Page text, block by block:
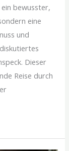
bewusster,
eine
und
Dieser
Reise durch